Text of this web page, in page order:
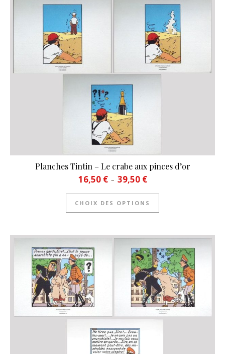
Planches Tintin – Le crabe aux pinces d’or
16,50 € – 39,50 €Plage de prix : 16,50 € à
CHOIX DES OPTIONS